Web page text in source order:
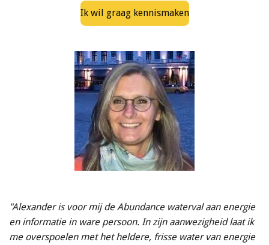
Ik wil graag kennismaken
"Alexander is voor mij de Abundance waterval aan energie
en informatie in ware persoon. In zijn aanwezigheid laat ik
me overspoelen met het heldere, frisse water van energie